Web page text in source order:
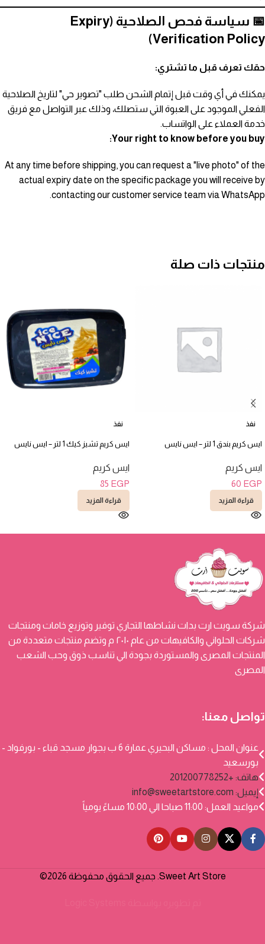
📅 سياسة فحص الصلاحية (Expiry
Verification Policy)
حقك تعرف قبل ما تشتري:
يمكنك في أي وقت قبل إتمام الشحن طلب "تصوير حي" لتاريخ الصلاحية
الفعلي الموجود على العبوة التي ستصلك، وذلك عبر التواصل مع فريق
خدمة العملاء على الواتساب.
Your right to know before you buy:
At any time before shipping, you can request a "live photo" of the
actual expiry date on the specific package you will receive by
contacting our customer service team via WhatsApp.
منتجات ذات صلة
نفذ
ايس كريم بندق 1 لتر – ايس نايس
ايس كريم
60 EGP
قراءة المزيد
نفذ
ايس كريم تشيز كيك 1 لتر – ايس نايس
ايس كريم
85 EGP
قراءة المزيد
شركة سويت ارت بدات نشاطها التجاري توفير وتوزيع خامات ومنتجات
شركات الحلواني والكافيهات من عام ٢٠١٠ م وتضم منتجات متعددة من
المنتجات المصرى والمستوردة بجودة الي تناسب ذوق وحب الشعب
المصرى
تواصل معنا:
عنوان المحل : مساكن البحيري عمارة 6 ب بجوار مسجد قباء - بورفواد -
بورسعيد
هاتف: +201200778252
إيميل: info@sweetartstore.com
مواعيد العمل: 11:00 صباحا الي 10:00 مساءً يومياً
Sweet Art Store. جميع الحقوق محفوظة 2026©